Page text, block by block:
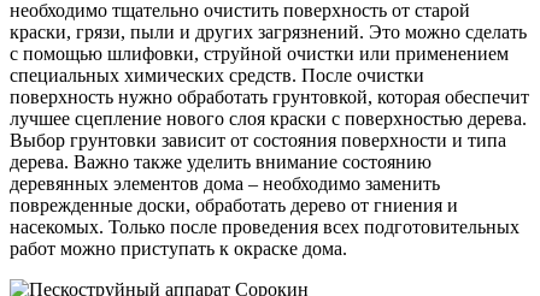
необходимо тщательно очистить поверхность от старой
краски, грязи, пыли и других загрязнений. Это можно сделать
с помощью шлифовки, струйной очистки или применением
специальных химических средств. После очистки
поверхность нужно обработать грунтовкой, которая обеспечит
лучшее сцепление нового слоя краски с поверхностью дерева.
Выбор грунтовки зависит от состояния поверхности и типа
дерева. Важно также уделить внимание состоянию
деревянных элементов дома – необходимо заменить
поврежденные доски, обработать дерево от гниения и
насекомых. Только после проведения всех подготовительных
работ можно приступать к окраске дома.